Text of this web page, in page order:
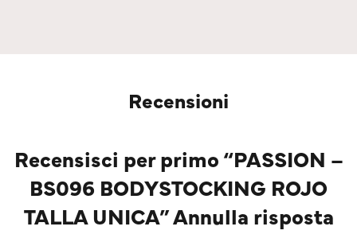
Recensioni
Recensisci per primo “PASSION –
BS096 BODYSTOCKING ROJO
TALLA UNICA” Annulla risposta